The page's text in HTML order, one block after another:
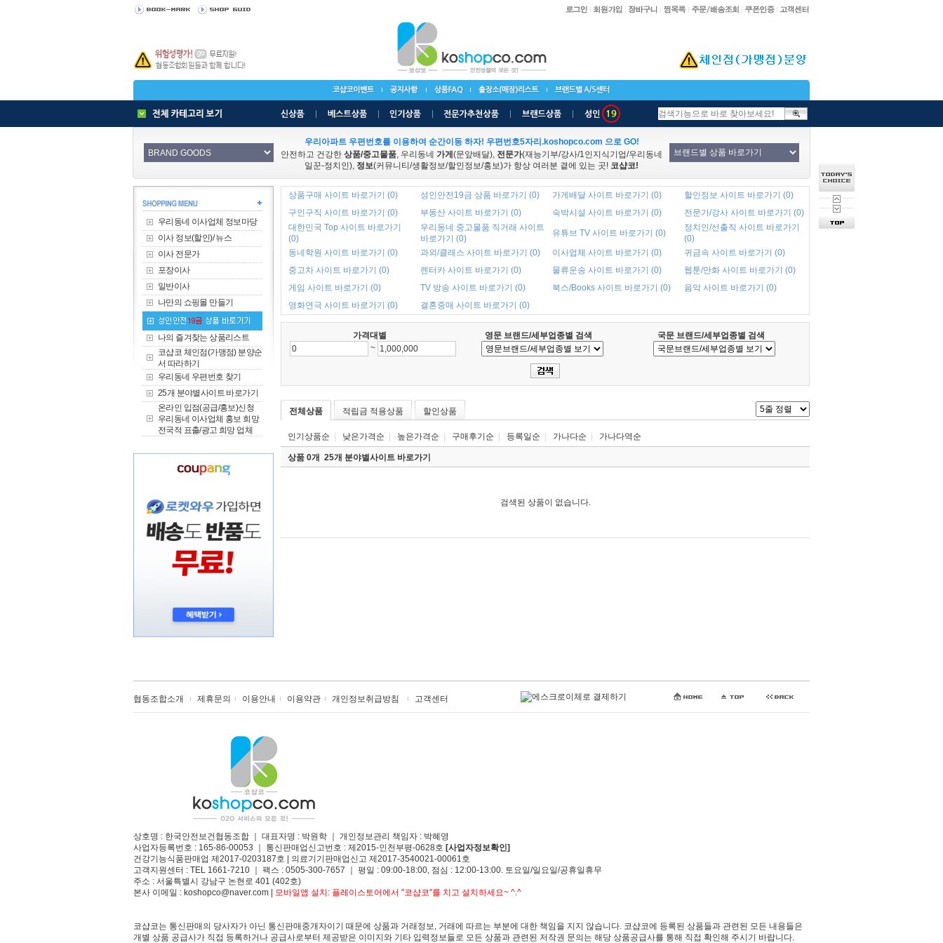
우리아파트 우편번호를 이용하여 순간이동 하자! 우편번호5자리.koshopco.com 으로 GO!
안전하고 건강한 상품/중고물품, 우리동네 가게 (문앞배달), 전문가(재능기부/강사/1인지식기업/우리동네
일꾼-정치인), 정보(커뮤니티/생활정보/할인정보/홍보)가 항상 여러분 곁에 있는 곳! 코샵코!
우리동네 이사업체 정보마당
이사 정보(할인)/ 뉴스
이사 전문가
포장이사
일반이사
나만의 쇼핑몰 만들기
나의 즐겨찾는 상품리스트
코샵코 체인점(가맹점) 분양순
서 따라하기
우리동네 우편번호 찾기
25개 분야별사이트 바로가기
온라인 입점(공급/홍보)신청
우리동네 이사업체 홍보 희망
전국적 표출/광고 희망 업체
상품구매 사이트 바로가기 (0) 성인안전19금 상품 바로가기 (0) 가게배달 사이트 바로가기 (0)
할인정보 사이트 바로가기 (0)
구인구직 사이트 바로가기 (0)
부동산 사이트 바로가기 (0) 숙박시설 사이트 바로가기 (0)
전문가/강사 사이트 바로가기 (0)
대한민국 Top 사이트 바로가기
(0)
우리동네 중고물품 직거래 사이트
바로가기 (0)
유튜브 TV 사이트 바로가기 (0)
정치인/선출직 사이트 바로가기
(0)
동네학원 사이트 바로가기 (0)
과외/클래스 사이트 바로가기 (0) 이사업체 사이트 바로가기 (0)
귀금속 사이트 바로가기 (0)
중고차 사이트 바로가기 (0)
렌터카 사이트 바로가기 (0) 물류운송 사이트 바로가기 (0)
웹툰/만화 사이트 바로가기 (0)
게임 사이트 바로가기 (0)
TV 방송 사이트 바로가기 (0) 북스/Books 사이트 바로가기 (0)
음악 사이트 바로가기 (0)
영화연극 사이트 바로가기 (0)
결혼중매 사이트 바로가기 (0)
가격대별 영문 브랜드/세부업종별 검색
국문 브랜드/세부업종별 검색
~
전체상품 적립금 적용상품 할인상품
인기상품순 낮은가격순 높은가격순 구매후기순 등록일순 가나다순 가나다역순
상품 0개 25개 분야별사이트 바로가기
검색된 상품이 없습니다.
협동조합소개 제휴문의 이용안내 이용약관 개인정보취급방침 고객센터
상호명 : 한국안전보건협동조합 ｜ 대표자명 : 박원학 ｜ 개인정보관리 책임자 : 박혜영
사업자등록번호 : 165-86-00053 ｜ 통신판매업신고번호 : 제2015-인천부평-0628호 [사업자정보확인]
건강기능식품판매업 제2017-0203187호 | 의료기기판매업신고 제2017-3540021-00061호
고객지원센터 : TEL 1661-7210 ｜ 팩스 : 0505-300-7657 ｜ 평일 : 09:00-18:00, 점심 : 12:00-13:00. 토요일/일요일/공휴일휴무
주소 : 서울특별시 강남구 논현로 401 (402호)​
본사 이메일 : koshopco@naver.com | 모바일앱 설치: 플레이스토어에서 "코샵코"를 치고 설치하세요~ ^.^
코샵코는 통신판매의 당사자가 아닌 통신판매중개자이기 때문에 상품과 거래정보, 거래에 따르는 부분에 대한 책임을 지지 않습니다. 코샵코에 등록된 상품들과 관련된 모든 내용들은
개별 상품 공급사가 직접 등록하거나 공급사로부터 제공받은 이미지와 기타 입력정보들로 모든 상품과 관련된 저작권 문의는 해당 상품공급사를 통해 직접 확인해 주시기 바랍니다.​